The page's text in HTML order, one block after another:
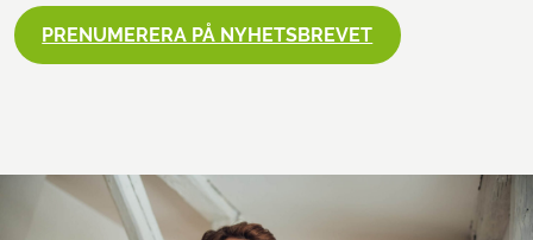
PRENUMERERA PÅ NYHETSBREVET